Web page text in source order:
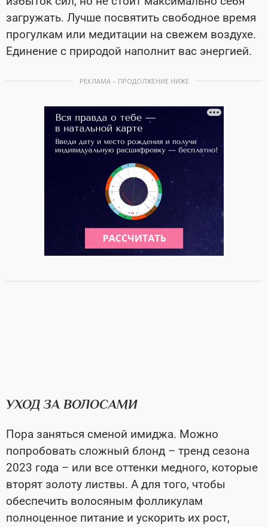
загружать. Лучше посвятить свободное время
прогулкам или медитации на свежем воздухе.
Единение с природой наполнит вас энергией.
РЕКЛАМА – ПРОДОЛЖЕНИЕ НИЖЕ
УХОД ЗА ВОЛОСАМИ
Пора заняться сменой имиджа. Можно
попробовать сложный блонд – тренд сезона
2023 года – или все оттенки медного, которые
вторят золоту листвы. А для того, чтобы
обеспечить волосяным фолликулам
полноценное питание и ускорить их рост,